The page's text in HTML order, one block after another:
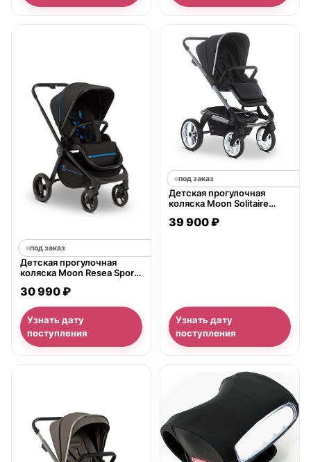
под заказ
Детская прогулочная
коляска Moon Resea Sport
30 990 ₽
Узнать дату
поступления
под заказ
Детская прогулочная
коляска Moon Solitaire
39 900 ₽
Узнать дату
поступления